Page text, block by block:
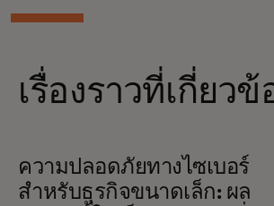
เรื่องราวที่เกี่ยวข้
ความปลอดภัยทางไซเบอร์
สำหรับธุรกิจขนาดเล็ก: ผล